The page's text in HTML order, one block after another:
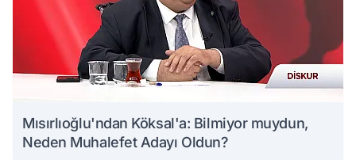
Mısırlıoğlu'ndan Köksal'a: Bilmiyor muydun,
Neden Muhalefet Adayı Oldun?